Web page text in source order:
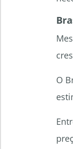
O